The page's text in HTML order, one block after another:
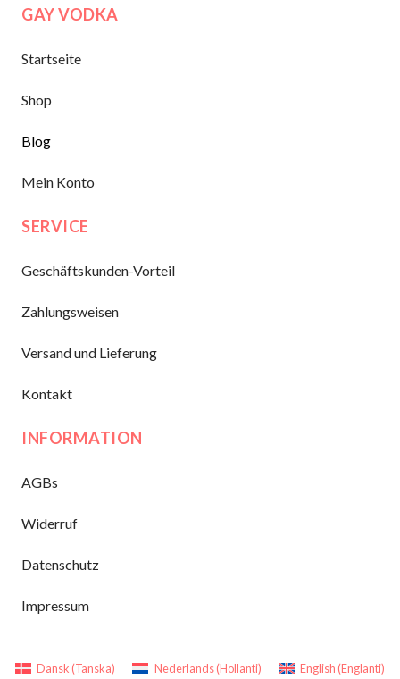
GAY VODKA
Startseite
Shop
Blog
Mein Konto
SERVICE
Geschäftskunden-Vorteil
Zahlungsweisen
Versand und Lieferung
Kontakt
INFORMATION
AGBs
Widerruf
Datenschutz
Impressum
Dansk (Tanska) Nederlands(Hollanti) English (Englanti)